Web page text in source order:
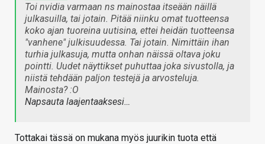
Toi nvidia varmaan ns mainostaa itseään näillä
julkasuilla, tai jotain. Pitää niinku omat tuotteensa
koko ajan tuoreina uutisina, ettei heidän tuotteensa
"vanhene" julkisuudessa. Tai jotain. Nimittäin ihan
turhia julkasuja, mutta onhan näissä oltava joku
pointti. Uudet näyttikset puhuttaa joka sivustolla, ja
niistä tehdään paljon testejä ja arvosteluja.
Mainosta? :O
Napsauta laajentaaksesi…
Tottakai tässä on mukana myös juurikin tuota että